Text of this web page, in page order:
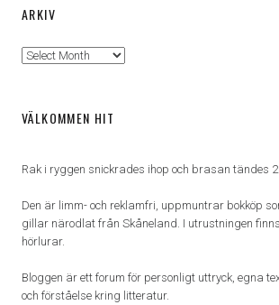
ARKIV
Arkiv
VÄLKOMMEN HIT
Rak i ryggen snickrades ihop och brasan tändes
Den är limm- och reklamfri, uppmuntrar bokköp
gillar närodlat från Skåneland. I utrustningen
hörlurar.
Bloggen är ett forum för personligt uttryck, egna
och förståelse kring litteratur.